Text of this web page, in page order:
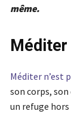
même.
Méditer
Méditer n’est
son corps,
un refuge